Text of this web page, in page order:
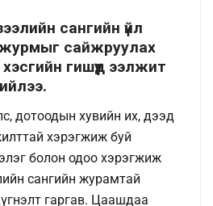
сангийн үйл
сайжруулах
гишүүд ээлжит
дотоодын хувийн их, дээд
хэрэгжиж буй
болон одоо хэрэгжиж
сангийн журамтай
гаргав. Цаашдаа